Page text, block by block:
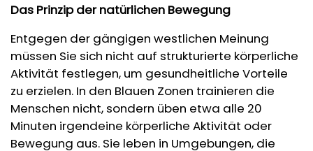
Das Prinzip der natürlichen Bewegung
Entgegen der gängigen westlichen Meinung
müssen Sie sich nicht auf strukturierte körperliche
Aktivität festlegen, um gesundheitliche Vorteile
zu erzielen. In den Blauen Zonen trainieren die
Menschen nicht, sondern üben etwa alle 20
Minuten irgendeine körperliche Aktivität oder
Bewegung aus. Sie leben in Umgebungen, die